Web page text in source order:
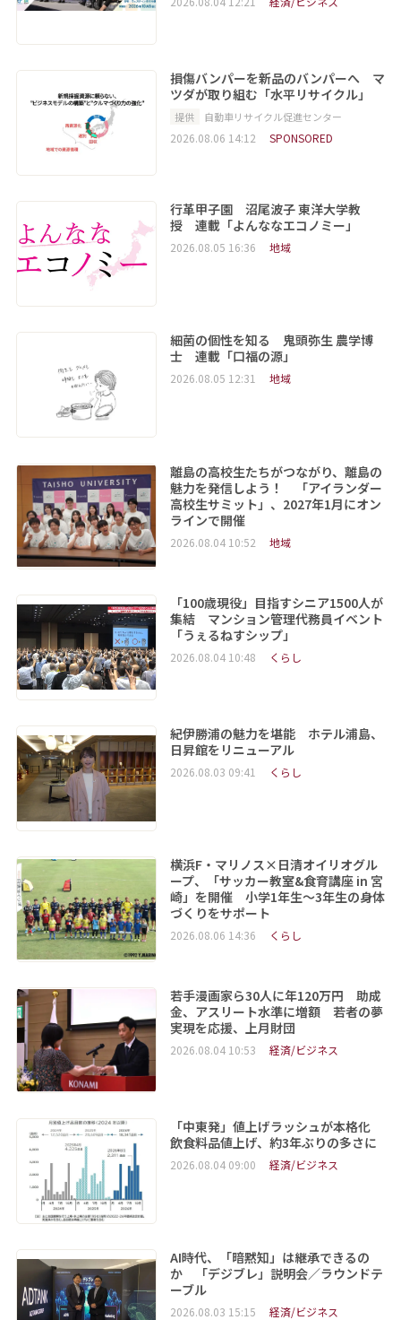
損傷バンパーを新品のバンパーへ マ
ツダが取り組む「水平リサイクル」
提供 自動車リサイクル促進センター
2026.08.06 14:12 SPONSORED
行革甲子園 沼尾波子 東洋大学教
授 連載「よんななエコノミー」
2026.08.05 16:36 地域
細菌の個性を知る 鬼頭弥生 農学博
士 連載「口福の源」
2026.08.05 12:31 地域
離島の高校生たちがつながり、離島の
魅力を発信しよう！ 「アイランダー
高校生サミット」、2027年1月にオン
ラインで開催
2026.08.04 10:52 地域
「100歳現役」目指すシニア1500人が
集結 マンション管理代務員イベント
「うぇるねすシップ」
2026.08.04 10:48 くらし
紀伊勝浦の魅力を堪能 ホテル浦島、
日昇館をリニューアル
2026.08.03 09:41 くらし
横浜F・マリノス×日清オイリオグル
ープ、「サッカー教室&食育講座 in 宮
崎」を開催 小学1年生～3年生の身体
づくりをサポート
2026.08.06 14:36 くらし
若手漫画家ら30人に年120万円 助成
金、アスリート水準に増額 若者の夢
実現を応援、上月財団
2026.08.04 10:53 経済/ビジネス
「中東発」値上げラッシュが本格化
飲食料品値上げ、約3年ぶりの多さに
2026.08.04 09:00 経済/ビジネス
AI時代、「暗黙知」は継承できるの
か 「デジブレ」説明会／ラウンドテ
ーブル
2026.08.03 15:15 経済/ビジネス